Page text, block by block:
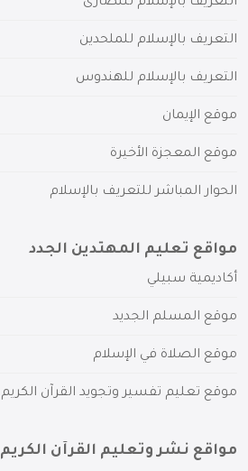
التعريف بالإسلام للملحدين
التعريف بالإسلام للهندوس
موقع الإيمان
موقع المعجزة الأخيرة
الحوار المباشر للتعريف بالإسلام
مواقع تعليم المهتدين الجدد
أكاديمية سبيلي
موقع المسلم الجديد
موقع الصلاة في الإسلام
موقع تعليم تفسير وتجويد القرآن الكريم
مواقع نشر وتعليم القرآن الكريم